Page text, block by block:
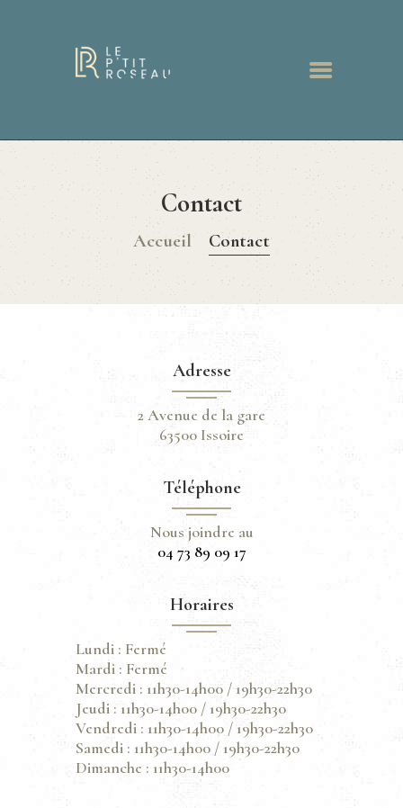
Contact
Accueil Contact
ACCUEIL
GALERIE
CONTACT
Adresse
2 Avenue de la gare
63500 Issoire
Téléphone
Nous joindre au
04 73 89 09 17
Horaires
Lundi : Fermé
Mardi : Fermé
Mercredi : 11h30-14h00 / 19h30-22h30
Jeudi : 11h30-14h00 / 19h30-22h30
Vendredi : 11h30-14h00 / 19h30-22h30
Samedi : 11h30-14h00 / 19h30-22h30
Dimanche : 11h30-14h00